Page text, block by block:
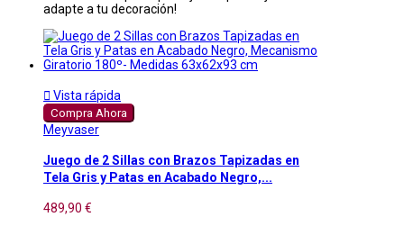
adapte a tu decoración!
 Vista rápida
Compra Ahora
Meyvaser
Juego de 2 Sillas con Brazos Tapizadas en
Tela Gris y Patas en Acabado Negro,...
489,90 €